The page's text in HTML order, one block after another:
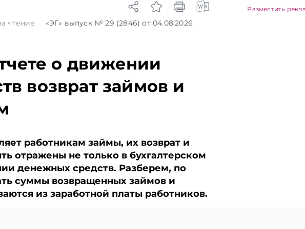
БГУ – 13 абитуриентов
на место. Проходной
балл на отдельных
395, рассказали в
Минобразования.
Подписывайтесь на
Telegram‑канал и Viber.
белорусской
продукции на
Главное об экономике
Беларуси — раньше,
чтение «ЭГ» выпуск № 29 (2846) от 04.08.2026
о движении
возврат займов и
работникам займы, их возврат и
отражены не только в бухгалтерском
денежных средств. Разберем, по
суммы возвращенных займов и
из заработной платы работников.
Разместить